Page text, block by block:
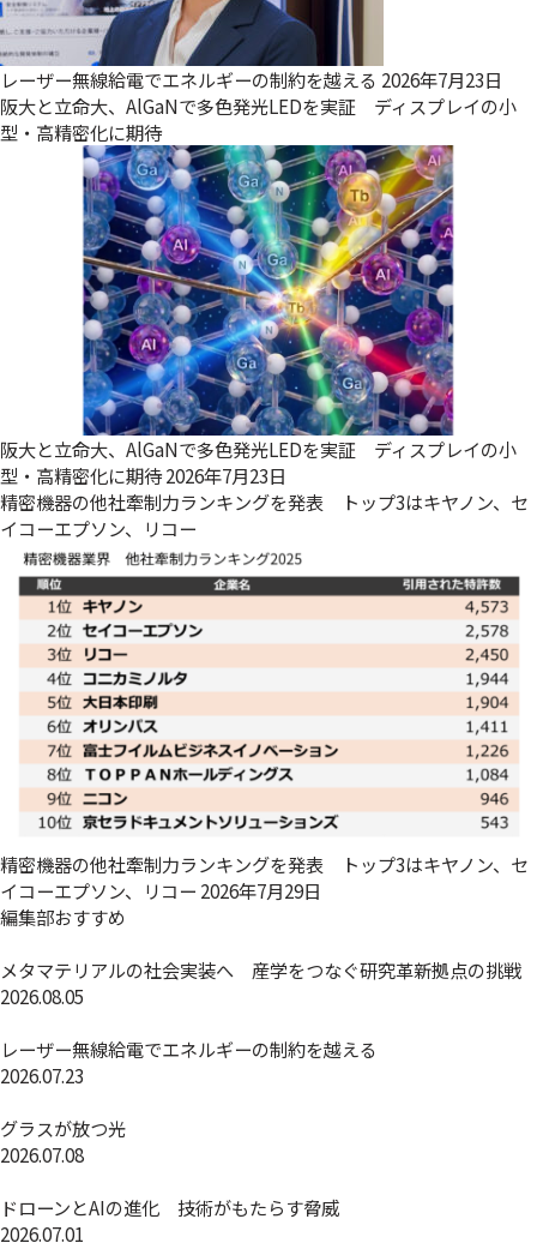
レーザー無線給電でエネルギーの制約を越える 2026年7月23日
阪大と立命大、AlGaNで多色発光LEDを実証 ディスプレイの小
型・高精密化に期待
阪大と立命大、AlGaNで多色発光LEDを実証 ディスプレイの小
型・高精密化に期待2026年7月23日
精密機器の他社牽制力ランキングを発表 トップ3はキヤノン、セ
イコーエプソン、リコー
精密機器の他社牽制力ランキングを発表 トップ3はキヤノン、セ
イコーエプソン、リコー 2026年7月29日
編集部おすすめ
メタマテリアルの社会実装へ 産学をつなぐ研究革新拠点の挑戦
2026.08.05
レーザー無線給電でエネルギーの制約を越える
2026.07.23
グラスが放つ光
2026.07.08
ドローンとAIの進化 技術がもたらす脅威
2026.07.01